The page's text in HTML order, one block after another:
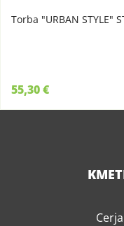
Torba "URBAN STYLE"
55,30 €